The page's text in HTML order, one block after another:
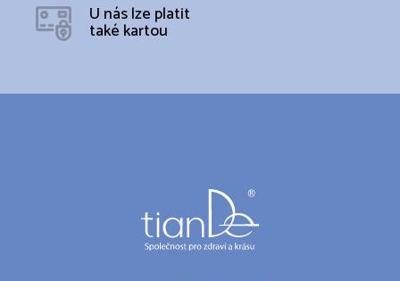
U nás lze platit
také kartou
Z